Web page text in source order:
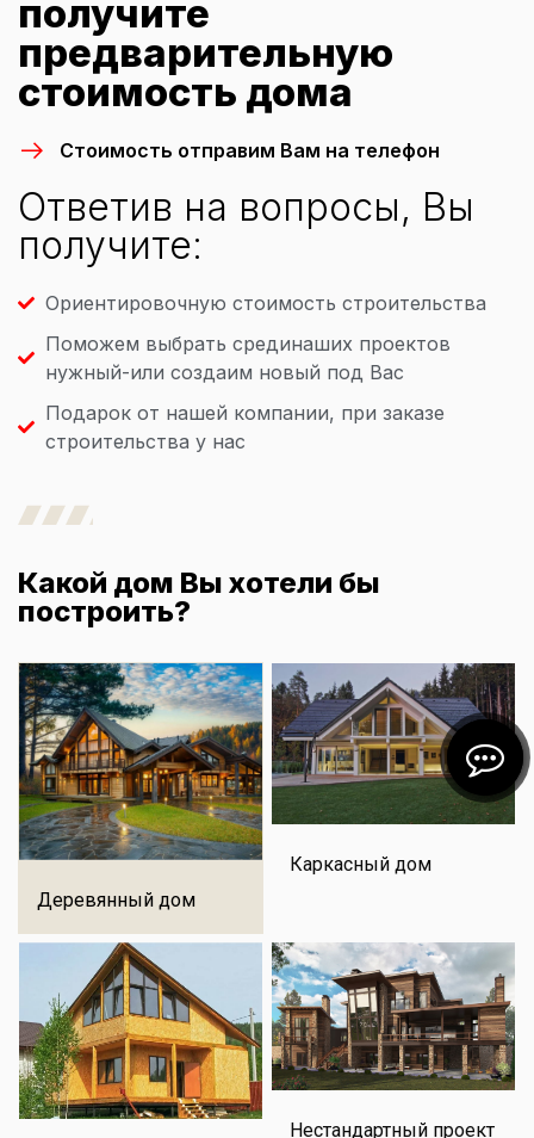
получите
предварительную
стоимость дома
Стоимость отправим Вам на телефон
Ответив на вопросы, Вы
получите:
Ориентировочную стоимость строительства
Поможем выбрать срединаших проектов
нужный-или создаим новый под Вас
Подарок от нашей компании, при заказе
строительства у нас
Какой дом Вы хотели бы
построить?
Деревянный дом
Каркасный дом
Нестандартный проект